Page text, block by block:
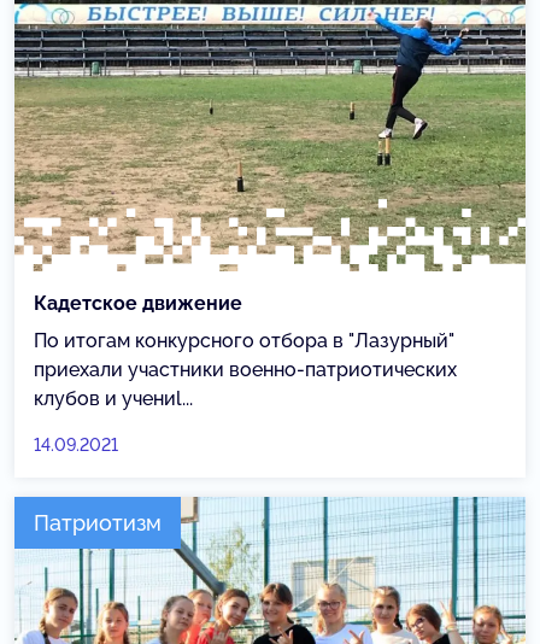
Кадетское движение
По итогам конкурсного отбора в "Лазурный"
приехали участники военно-патриотических
клубов и учениl...
14.09.2021
Патриотизм